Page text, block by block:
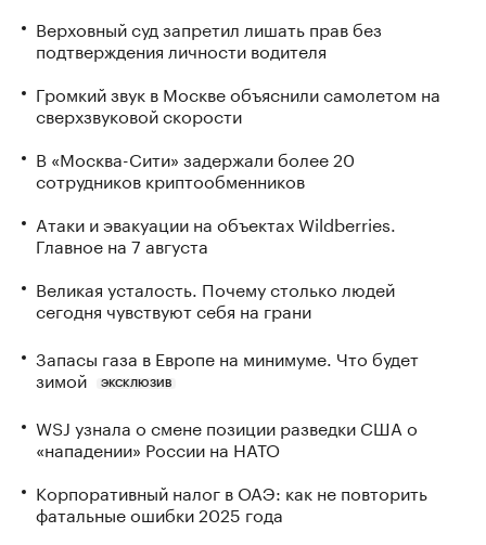
Верховный суд запретил лишать прав без
подтверждения личности водителя
Громкий звук в Москве объяснили самолетом на
сверхзвуковой скорости
В «Москва-Сити» задержали более 20
сотрудников криптообменников
Атаки и эвакуации на объектах Wildberries.
Главное на 7 августа
Великая усталость. Почему столько людей
сегодня чувствуют себя на грани
Запасы газа в Европе на минимуме. Что будет
зимой
ЭКСКЛЮЗИВ
WSJ узнала о смене позиции разведки США о
«нападении» России на НАТО
Корпоративный налог в ОАЭ: как не повторить
фатальные ошибки 2025 года